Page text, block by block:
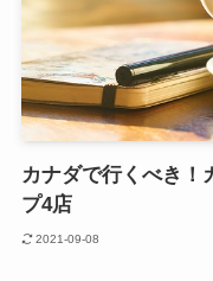
カナダで行くべき！
プ4店
2021-09-08